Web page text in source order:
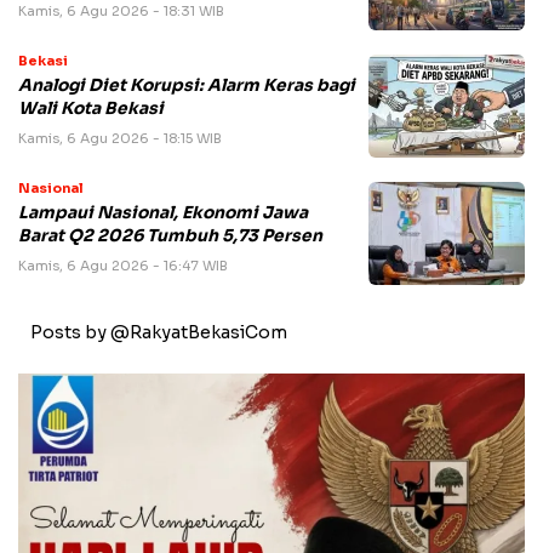
Kamis, 6 Agu 2026 - 18:31 WIB
Bekasi
Analogi Diet Korupsi: Alarm Keras bagi
Wali Kota Bekasi
Kamis, 6 Agu 2026 - 18:15 WIB
Nasional
Lampaui Nasional, Ekonomi Jawa
Barat Q2 2026 Tumbuh 5,73 Persen
Kamis, 6 Agu 2026 - 16:47 WIB
Posts by @RakyatBekasiCom